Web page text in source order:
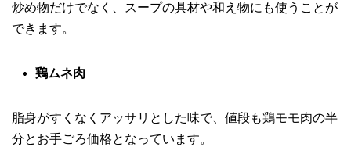
炒め物だけでなく、スープの具材や和え物にも使うことが
できます。
鶏ムネ肉
脂身がすくなくアッサリとした味で、値段も鶏モモ肉の半
分とお手ごろ価格となっています。